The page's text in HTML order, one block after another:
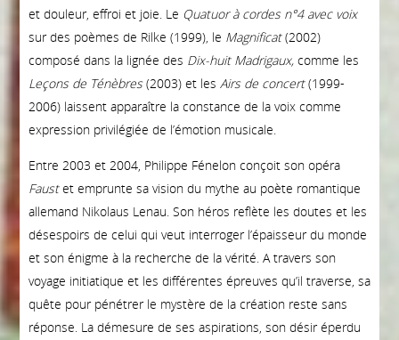
et douleur, effroi et joie. Le Quatuor à cordes n°4 avec voix
sur des poèmes de Rilke (1999), le Magnificat(2002)
composé dans la lignée des Dix-huit Madrigaux,comme les
Leçons de Ténèbres(2003) et les Airs de concert(1999-
2006) laissent apparaître la constance de la voix comme
expression privilégiée de l’émotion musicale.
Entre 2003 et 2004, Philippe Fénelon conçoit son opéra
Faustet emprunte sa vision du mythe au poète romantique
allemand Nikolaus Lenau. Son héros reflète les doutes et les
désespoirs de celui qui veut interroger l’épaisseur du monde
et son énigme à la recherche de la vérité. A travers son
voyage initiatique et les différentes épreuves qu’il traverse, sa
quête pour pénétrer le mystère de la création reste sans
réponse. La démesure de ses aspirations, son désir éperdu